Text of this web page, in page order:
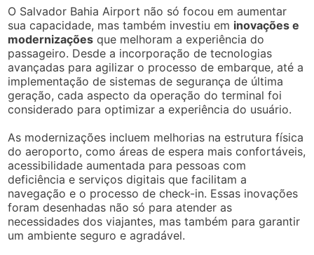
O Salvador Bahia Airport não só focou em aumentar
sua capacidade, mas também investiu em inovações e
modernizações que melhoram a experiência do
passageiro. Desde a incorporação de tecnologias
avançadas para agilizar o processo de embarque, até a
implementação de sistemas de segurança de última
geração, cada aspecto da operação do terminal foi
considerado para optimizar a experiência do usuário.
As modernizações incluem melhorias na estrutura física
do aeroporto, como áreas de espera mais confortáveis,
acessibilidade aumentada para pessoas com
deficiência e serviços digitais que facilitam a
navegação e o processo de check-in. Essas inovações
foram desenhadas não só para atender as
necessidades dos viajantes, mas também para garantir
um ambiente seguro e agradável.